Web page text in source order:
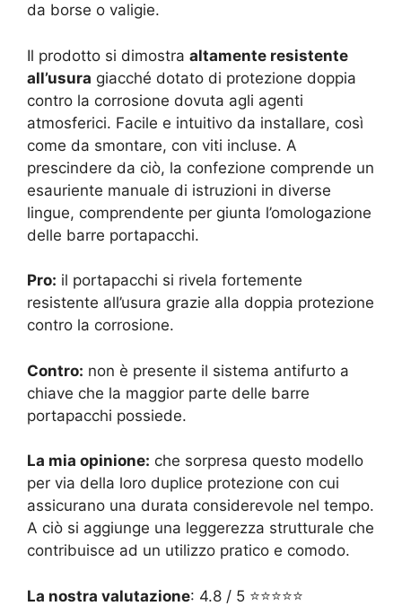
da borse o valigie.
Il prodotto si dimostra altamente resistente
all’usura giacché dotato di protezione doppia
contro la corrosione dovuta agli agenti
atmosferici. Facile e intuitivo da installare, così
come da smontare, con viti incluse. A
prescindere da ciò, la confezione comprende un
esauriente manuale di istruzioni in diverse
lingue, comprendente per giunta l’omologazione
delle barre portapacchi.
Pro: il portapacchi si rivela fortemente
resistente all’usura grazie alla doppia protezione
contro la corrosione.
Contro: non è presente il sistema antifurto a
chiave che la maggior parte delle barre
portapacchi possiede.
La mia opinione: che sorpresa questo modello
per via della loro duplice protezione con cui
assicurano una durata considerevole nel tempo.
A ciò si aggiunge una leggerezza strutturale che
contribuisce ad un utilizzo pratico e comodo.
La nostra valutazione: 4.8 / 5 ⭐⭐⭐⭐⭐